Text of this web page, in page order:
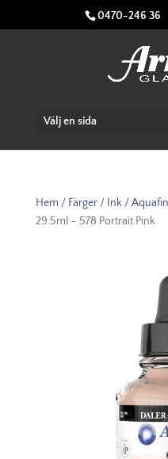
0470-246 36
Välj en sida
Hem / Färger/ Ink/
29.5ml – 578 Portrait Pink